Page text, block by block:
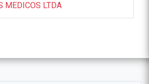
MEDICOS LTDA